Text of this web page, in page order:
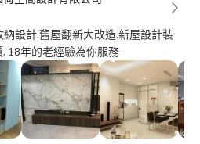
設計.舊屋翻新大改造.新屋設計裝
18年的老經驗為你服務